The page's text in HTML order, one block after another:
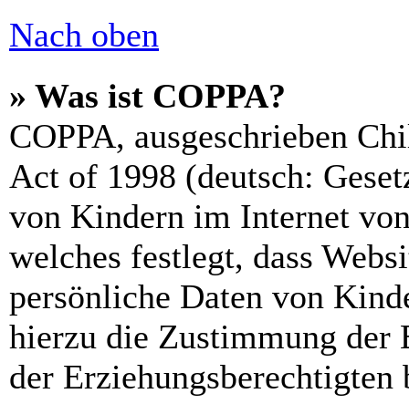
Nach oben
» Was ist COPPA?
COPPA, ausgeschrieben
Act of 1998 (deutsch:
von Kindern im Internet
welches festlegt, dass
persönliche Daten von
hierzu die Zustimmung der
der